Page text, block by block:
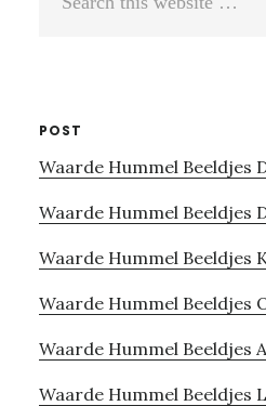
POST
Waarde Hummel Beeldjes
Waarde Hummel Beeldjes
Waarde Hummel Beeldjes
Waarde Hummel Beeldjes
Waarde Hummel Beeldjes
Waarde Hummel Beeldjes